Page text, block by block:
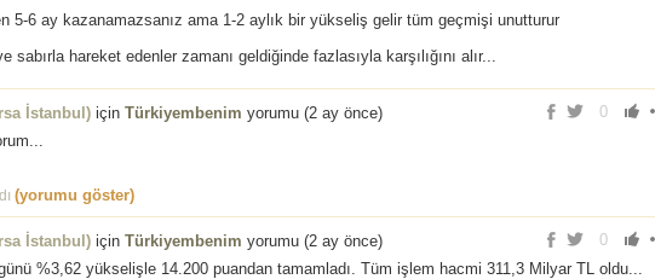
5-6 ay kazanamazsanız ama 1-2 aylık bir yükseliş gelir tüm geçmişi unutturur
sabırla hareket edenler zamanı geldiğinde fazlasıyla karşılığını alır...
0
İstanbul) için Türkiyembenim yorumu (2 ay önce)
(yorumu göster)
0
İstanbul) için Türkiyembenim yorumu (2 ay önce)
%3,62 yükselişle 14.200 puandan tamamladı. Tüm işlem hacmi 311,3 Milyar TL oldu...